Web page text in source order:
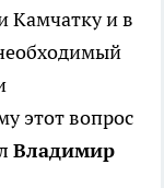
Камчатку и в
этот вопрос
Владимир